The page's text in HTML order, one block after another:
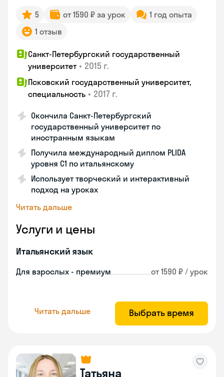
5 от 1590 ₽ за урок
1 год опыта
1 отзыв
Санкт-Петербургский государственный
университет • 2015 г.
Псковский государственный университет,
специальность • 2017 г.
Окончила Санкт-Петербургский
государственный университет по
иностранным языкам
Получила международный диплом PLIDA
уровня С1 по итальянскому
Использует творческий и интерактивный
подход на уроках
Читать дальше
Услуги и цены
Итальянский язык
Для взрослых - премиум от 1590 ₽ / урок
Читать дальше Выбрать время
Татьяна